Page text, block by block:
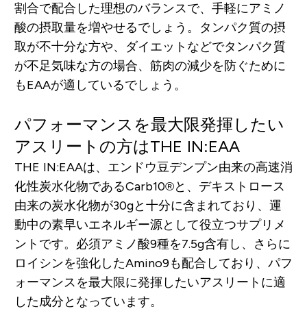
割合で配合した理想のバランスで、手軽にアミノ
酸の摂取量を増やせるでしょう。タンパク質の摂
取が不十分な方や、ダイエットなどでタンパク質
が不足気味な方の場合、筋肉の減少を防ぐために
もEAAが適しているでしょう。
パフォーマンスを最大限発揮したい
アスリートの方はTHE IN:EAA
THE IN:EAAは、エンドウ豆デンプン由来の高速消
化性炭水化物であるCarb10®と、デキストロース
由来の炭水化物が30gと十分に含まれており、運
動中の素早いエネルギー源として役立つサプリメ
ントです。必須アミノ酸9種を7.5g含有し、さらに
ロイシンを強化したAmino9も配合しており、パフ
ォーマンスを最大限に発揮したいアスリートに適
した成分となっています。